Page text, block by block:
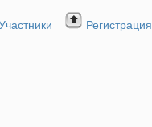
Регистрация